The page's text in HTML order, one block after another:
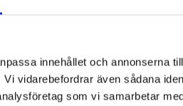
innehållet och annonserna
vidarebefordrar även sådana
som vi samarbetar